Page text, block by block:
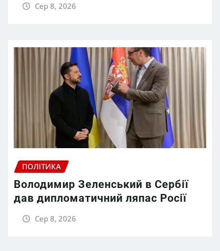
Сер 8, 2026
ПОЛІТИКА
Володимир Зеленський в Сербії
дав дипломатичний ляпас Росії
Сер 8, 2026